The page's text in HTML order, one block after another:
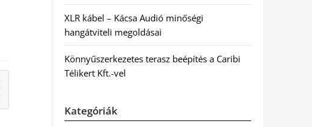
XLR kábel – Kácsa Audió minőségi
hangátviteli megoldásai
Könnyűszerkezetes terasz beépítés a Caribi
Télikert Kft.-vel
Kategóriák